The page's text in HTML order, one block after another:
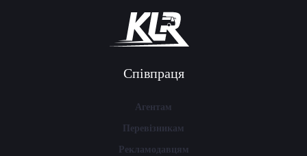
Співпраця
Агентам
Перевізникам
Рекламодавцям